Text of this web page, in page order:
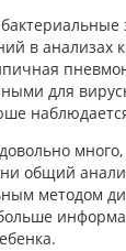
в анализах
для
общий
методом